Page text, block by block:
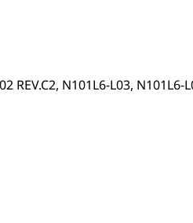
REV.C2, N101L6-L03, N101L6-